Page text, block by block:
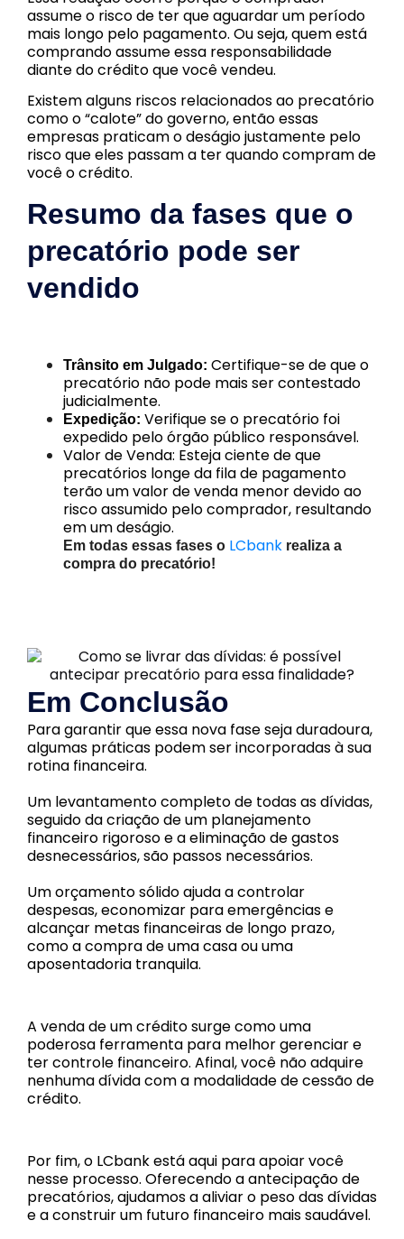
assume o risco de ter que aguardar um período
mais longo pelo pagamento. Ou seja, quem está
comprando assume essa responsabilidade
diante do crédito que você vendeu.
Existem alguns riscos relacionados ao precatório
como o “calote” do governo, então essas
empresas praticam o deságio justamente pelo
risco que eles passam a ter quando compram de
você o crédito.
Resumo da fases que o
precatório pode ser
vendido
Trânsito em Julgado: Certifique-se de que o
precatório não pode mais ser contestado
judicialmente.
Expedição: Verifique se o precatório foi
expedido pelo órgão público responsável.
Valor de Venda: Esteja ciente de que
precatórios longe da fila de pagamento
terão um valor de venda menor devido ao
risco assumido pelo comprador, resultando
em um deságio.
Em todas essas fases o LCbank realiza a
compra do precatório!
Em Conclusão
Para garantir que essa nova fase seja duradoura,
algumas práticas podem ser incorporadas à sua
rotina financeira.
Um levantamento completo de todas as dívidas,
seguido da criação de um planejamento
financeiro rigoroso e a eliminação de gastos
desnecessários, são passos necessários.
Um orçamento sólido ajuda a controlar
despesas, economizar para emergências e
alcançar metas financeiras de longo prazo,
como a compra de uma casa ou uma
aposentadoria tranquila.
A venda de um crédito surge como uma
poderosa ferramenta para melhor gerenciar e
ter controle financeiro. Afinal, você não adquire
nenhuma dívida com a modalidade de cessão de
crédito.
Por fim, o LCbank está aqui para apoiar você
nesse processo. Oferecendo a antecipação de
precatórios, ajudamos a aliviar o peso das dívidas
e a construir um futuro financeiro mais saudável.